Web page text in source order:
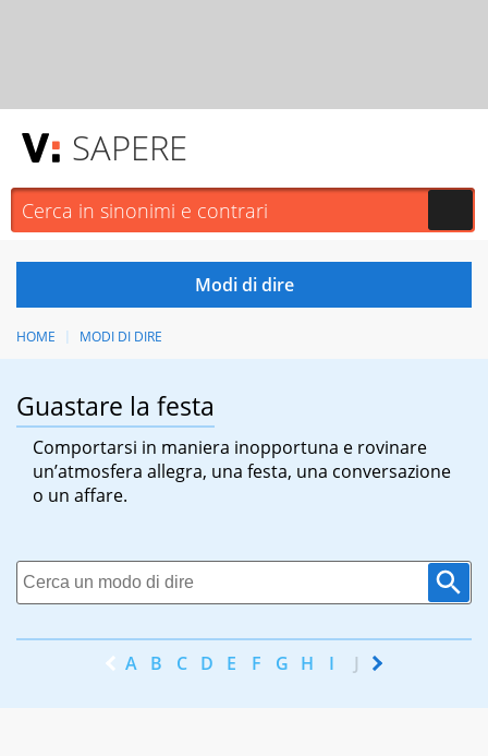
SAPERE
HOME MODI DI DIRE
Guastare la festa
Comportarsi in maniera inopportuna e rovinare
un’atmosfera allegra, una festa, una conversazione
o un affare.
A B C D E F G H I J K